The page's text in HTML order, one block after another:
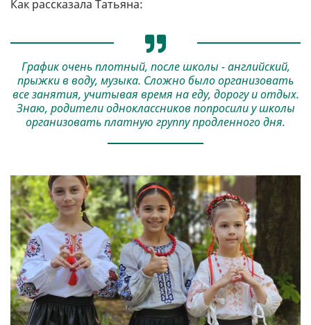
Как рассказала Татьяна:
График очень плотный, после школы - английский,
прыжки в воду, музыка. Сложно было организовать
все занятия, учитывая время на еду, дорогу и отдых.
Знаю, родители одноклассников попросили у школы
организовать платную группу продленного дня.